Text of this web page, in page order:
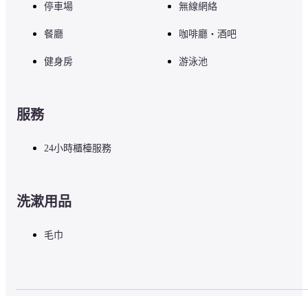
停車場 無線網絡
餐廳 咖啡廳・酒吧
健身房 游泳池
服務
24小時櫃檯服務
洗漱用品
毛巾